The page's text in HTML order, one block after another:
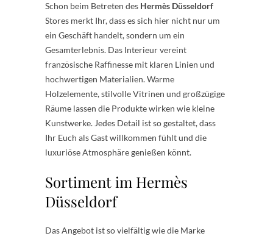
Schon beim Betreten des Hermès Düsseldorf
Stores merkt Ihr, dass es sich hier nicht nur um
ein Geschäft handelt, sondern um ein
Gesamterlebnis. Das Interieur vereint
französische Raffinesse mit klaren Linien und
hochwertigen Materialien. Warme
Holzelemente, stilvolle Vitrinen und großzügige
Räume lassen die Produkte wirken wie kleine
Kunstwerke. Jedes Detail ist so gestaltet, dass
Ihr Euch als Gast willkommen fühlt und die
luxuriöse Atmosphäre genießen könnt.
Sortiment im Hermès
Düsseldorf
Das Angebot ist so vielfältig wie die Marke